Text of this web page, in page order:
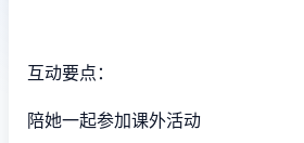
互动要点：
陪她一起参加课外活动